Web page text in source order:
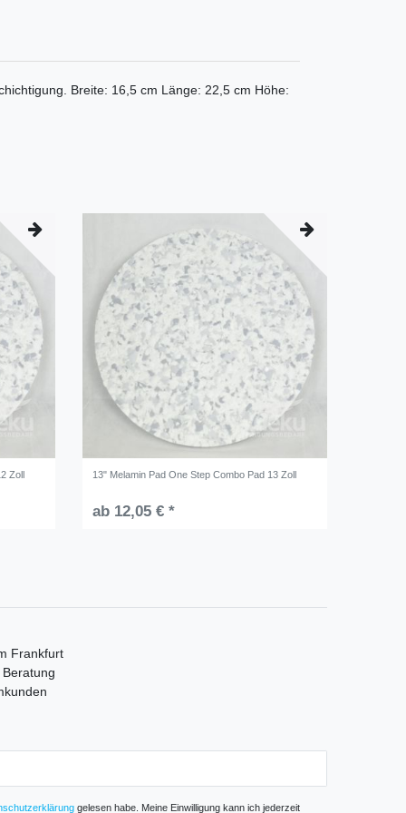
Breite: 16,5 cm Länge: 22,5 cm Höhe:
Zoll 13" Melamin Pad One Step Combo Pad 13 Zoll
ab 12,05 € *
Frankfurt
gelesen habe. Meine Einwilligung kann ich jederzeit